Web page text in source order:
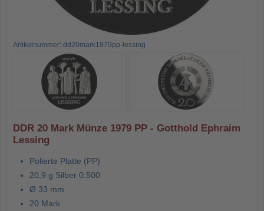
Artikelnummer: dd20mark1979pp-lessing
DDR 20 Mark Münze 1979 PP - Gotthold Ephraim
Lessing
Polierte Platte (PP)
20,9 g Silber 0.500
Ø 33 mm
20 Mark